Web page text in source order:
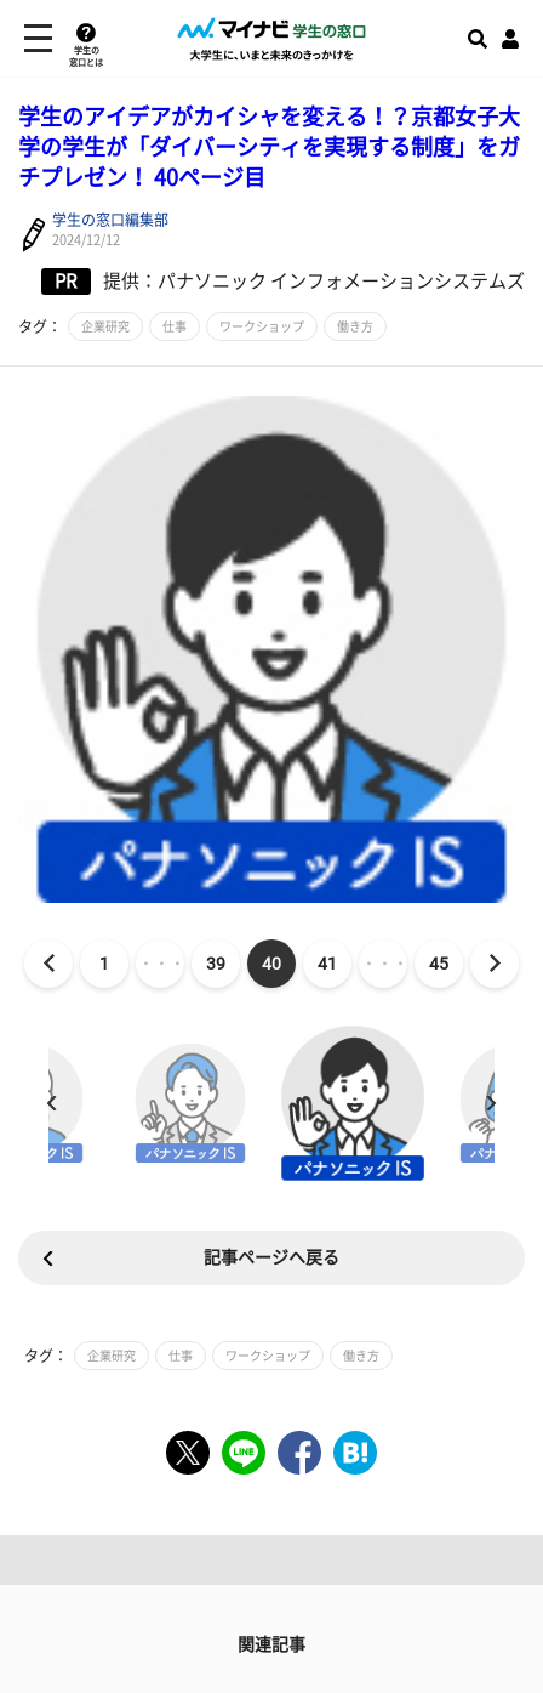
学生の
窓口とは
学生のアイデアがカイシャを変える！？京都女子大
学の学生が「ダイバーシティを実現する制度」をガ
チプレゼン！ 40ページ目
学生の窓口編集部
2024/12/12
PR 提供：パナソニック インフォメーションシステムズ
タグ： 企業研究 仕事 ワークショップ 働き方
1 ・・・ 39 40 41 ・・・ 45
記事ページへ戻る
タグ： 企業研究 仕事 ワークショップ 働き方
関連記事